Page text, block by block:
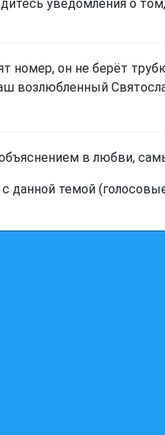
уведомления о
номер, он не берёт
возлюбленный
в любви,
данной темой